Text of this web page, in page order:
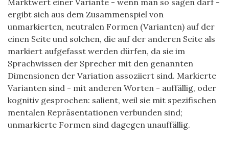
Marktwert einer Variante - wenn man so sagen darf -
ergibt sich aus dem Zusammenspiel von
unmarkierten, neutralen Formen (Varianten) auf der
einen Seite und solchen, die auf der anderen Seite als
markiert aufgefasst werden dürfen, da sie im
Sprachwissen der Sprecher mit den genannten
Dimensionen der Variation assoziiert sind. Markierte
Varianten sind - mit anderen Worten - auffällig, oder
kognitiv gesprochen: salient, weil sie mit spezifischen
mentalen Repräsentationen verbunden sind;
unmarkierte Formen sind dagegen unauffällig.